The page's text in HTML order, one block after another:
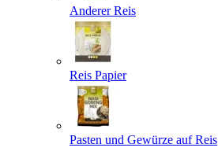
Anderer Reis
Reis Papier
Pasten und Gewürze auf Reis